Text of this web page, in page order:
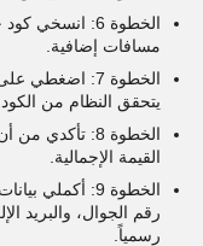
مسافات إضافية.
يتحقق النظام من الكود.
الخطوة 8:
القيمة الإجمالية.
الخطوة 9:
رقم الجوال، والبريد
رسمياً.